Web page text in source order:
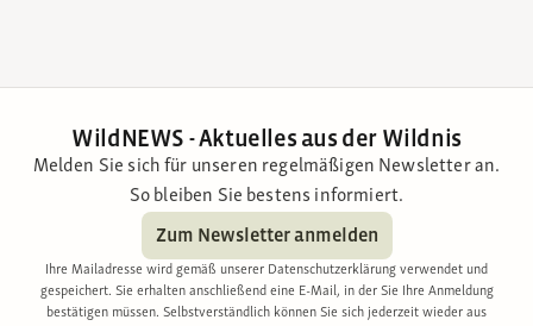
WildNEWS - Aktuelles aus der Wildnis
Melden Sie sich für unseren regelmäßigen Newsletter an.
So bleiben Sie bestens informiert.
Zum Newsletter anmelden
Ihre Mailadresse wird gemäß unserer Datenschutzerklärung verwendet und
gespeichert. Sie erhalten anschließend eine E-Mail, in der Sie Ihre Anmeldung
bestätigen müssen. Selbstverständlich können Sie sich jederzeit wieder aus